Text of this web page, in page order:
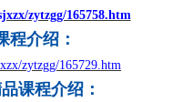
zytzgg/165758.htm
程介绍 ：
zytzgg/165729.htm
课程介绍 ：